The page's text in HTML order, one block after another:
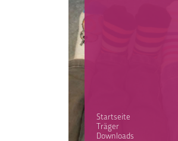
Startseite
Träger
Downloads